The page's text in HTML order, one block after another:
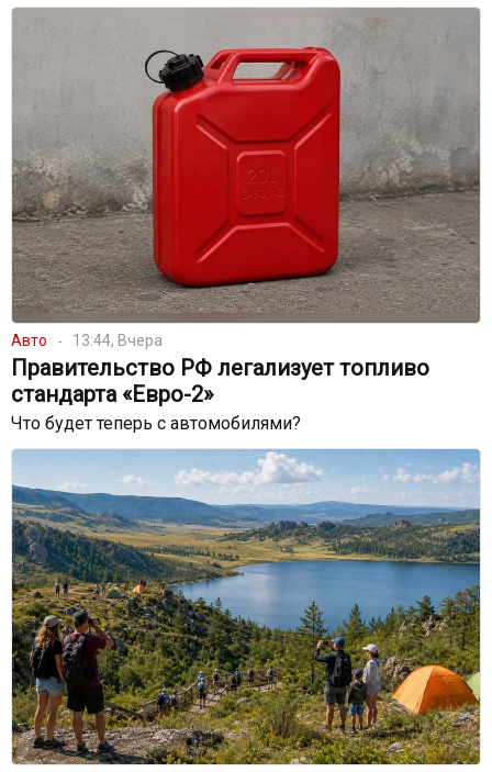
Авто 13:44, Вчера
Правительство РФ легализует топливо
стандарта «Евро-2»
Что будет теперь с автомобилями?